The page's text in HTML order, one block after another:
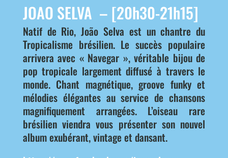
JOAO SELVA – [20h30-21h15]
Natif de Rio, João Selva est un chantre du
Tropicalisme brésilien. Le succès populaire
arrivera avec « Navegar », véritable bijou de
pop tropicale largement diffusé à travers le
monde. Chant magnétique, groove funky et
mélodies élégantes au service de chansons
magnifiquement arrangées. L’oiseau rare
brésilien viendra vous présenter son nouvel
album exubérant, vintage et dansant.